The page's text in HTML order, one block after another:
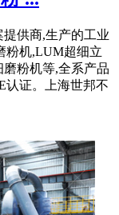
提供商,生产的工业
粉机,LUM超细立
粉机等,全系产品
认证。上海世邦不